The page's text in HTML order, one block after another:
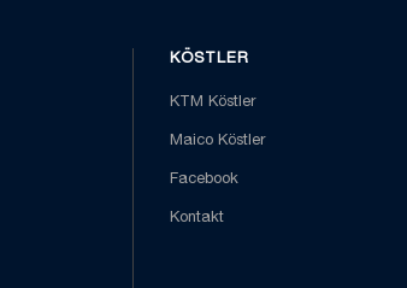
KÖSTLER
KTM Köstler
Maico Köstler
Facebook
Kontakt